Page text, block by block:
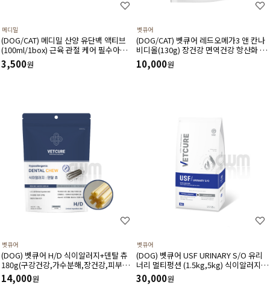
메디밀
(DOG/CAT) 메디밀 산양 유단백 액티브
(100ml/1box) 근육 관절 케어 필수아미
노산 아르기닌 함유 한끼 사료 대용 고단
백 저지방 영양보충제
3,500원
벳큐어
(DOG/CAT) 벳큐어 레드오메가3 앤 칸나
비디올(130g) 장건강 면역건강 항산화 피
부건강 피모건강에 도움
10,000원
벳큐어
(DOG) 벳큐어 H/D 식이알러지+덴탈 츄
180g(구강건강,가수분해,장건강,피부건
강에 도움)
14,000원
벳큐어
(DOG) 벳큐어 USF URINARY S/O 유리
너리 멀티펑션 (1.5kg,5kg) 식이알러지
결석관리 가수분해 면역건강 피부관리 피
모관리에 도움
30,000원